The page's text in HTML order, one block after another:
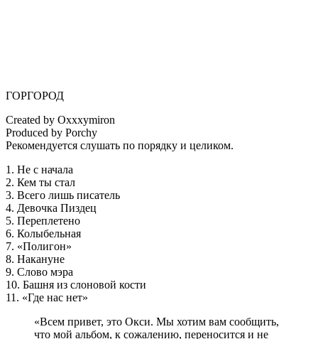
ГОРГОРОД
Created by Oxxxymiron
Produced by Porchy
Рекомендуется слушать по порядку и целиком.
1. Не с начала
2. Кем ты стал
3. Всего лишь писатель
4. Девочка Пиздец
5. Переплетено
6. Колыбельная
7. «Полигон»
8. Накануне
9. Слово мэра
10. Башня из слоновой кости
11. «Где нас нет»
«Всем привет, это Окси. Мы хотим вам сообщить,
что мой альбом, к сожалению, переносится и не